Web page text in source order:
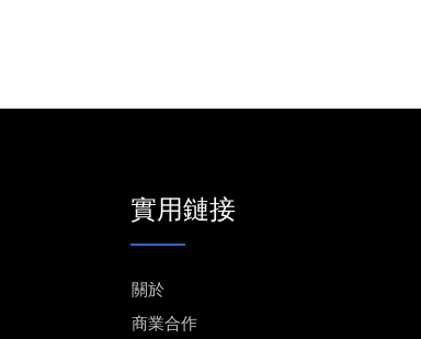
實用鏈接
關於
商業合作